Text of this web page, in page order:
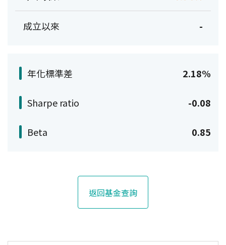
成立以來 -
年化標準差 2.18%
Sharpe ratio -0.08
Beta 0.85
返回基金查詢